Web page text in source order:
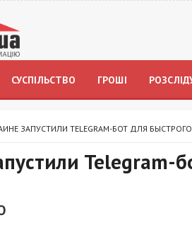
СУСПІЛЬСТВО ГРОШІ
ЗАПУСТИЛИ TELEGRAM-БОТ ДЛЯ
Telegram-